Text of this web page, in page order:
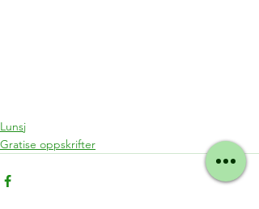
Lunsj
Gratise oppskrifter